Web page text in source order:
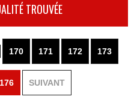
TROUVÉE
170 171 172 173
176 SUIVANT